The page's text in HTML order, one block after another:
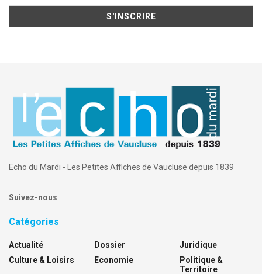
Echo du Mardi - Les Petites Affiches de Vaucluse depuis 1839
Suivez-nous
Catégories
Actualité
Culture & Loisirs
Dossier
Economie
Juridique
Politique &
Territoire